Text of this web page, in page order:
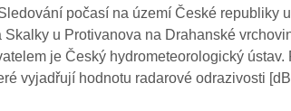
počasí na území České republiky
Skalky u Protivanova na Drahanské
je Český hydrometeorologický
vyjadřují hodnotu radarové odrazivosti